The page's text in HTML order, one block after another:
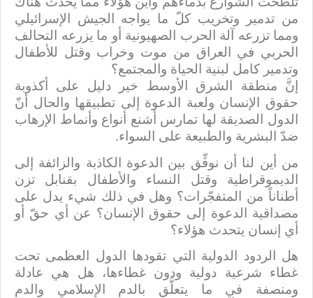
من تدمير وتخريب كلّ ما يواجه الجيش الإسرائيلي
ومما تزرعه آلة الحرب الصهيونية أو ما يزرعه التحالف
الحربي في العراق من موت وخراب وقتل للأطفال
وتدمير كامل لبنية الحياة والمجتمع؟
إنَّ منطقة الشرق الأوسط خير دليل على أكذوبة
حقوق الإنسان ولعبة الدعوة إلى تطبيقها والحال أنّ
الدول الصديقة لها تمارس أشنع أنواع وأنماط الإرهاب
ضدّ البشرية والطبيعة على السواء.
من أين لنا أن نوفِّق بين الدعوة الكاذبة والزائفة إلى
الديموقراطية وقتل النساء والأطفال بقنابل تزن
أطناناً من المتفجّرات؟ وهل في ذلك شيء يدل على
مصداقية الدعوة إلى حقوق الإنسان؟ عن أي حقّ أو
أي إنسان يتحدث هؤلاء؟
هل الردود الدولية التي تقودها الدول العظمى تحت
غطاء شرعية دولية ودون غطاءها، هل هي عادلة
ومنصفة في ما يتعلَّق بالدم الإسلامي والدم